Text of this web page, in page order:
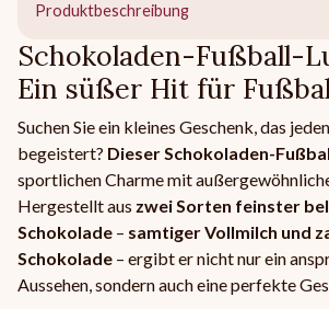
Produktbeschreibung
Schokoladen-Fußball-
Ein süßer Hit für
Suchen Sie ein kleines Geschenk, das
begeistert? Dieser Schokoladen-
sportlichen Charme mit
Hergestellt aus zwei Sorten feinster
Schokolade – samtiger Vollmilch und
Schokolade – ergibt er nicht nur ein
Aussehen, sondern auch eine perfekte